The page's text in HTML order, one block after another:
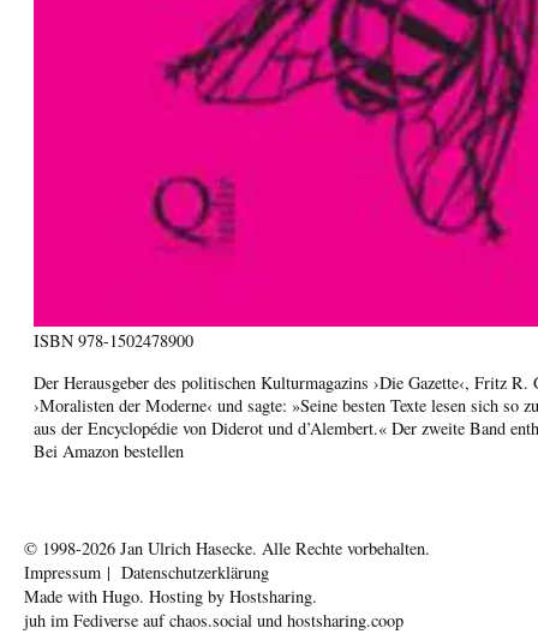
ISBN 978-1502478900
Der Herausgeber des politischen Kulturmagazins ›Die Gazette‹, Fritz R.
›Moralisten der Moderne‹ und sagte: »Seine besten Texte lesen sich so
aus der Encyclopédie von Diderot und d’Alembert.« Der zweite Band
Bei Amazon bestellen
© 1998-2026 Jan Ulrich Hasecke. Alle Rechte vorbehalten.
Impressum | Datenschutzerklärung
Made with Hugo. Hosting by Hostsharing.
juh im Fediverse aufchaos.social und hostsharing.coop